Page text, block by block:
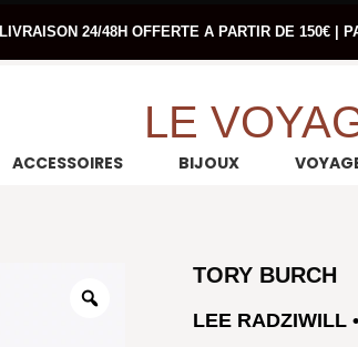
LIVRAISON 24/48H OFFERTE A PARTIR DE 150€ |
LE
ACCESSOIRES BIJOUX
TORY BURCH
LEE RADZIWILL